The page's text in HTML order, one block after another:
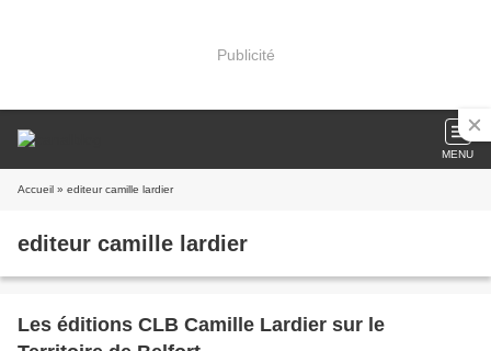
Publicité
MENU
Accueil » editeur camille lardier
editeur camille lardier
Les éditions CLB Camille Lardier sur le